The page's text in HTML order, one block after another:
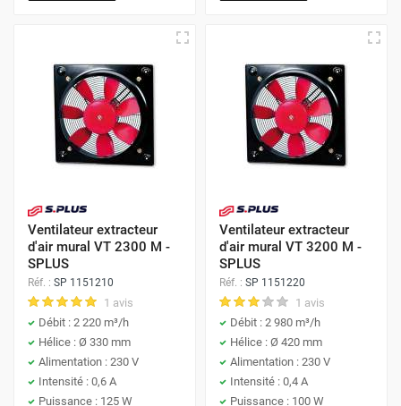
Ventilateur extracteur
d'air mural VT 2300 M -
SPLUS
Réf. : SP 1151210
1 avis
Débit : 2 220 m³/h
Hélice : Ø 330 mm
Alimentation : 230 V
Intensité : 0,6 A
Puissance : 125 W
Ventilateur extracteur
d'air mural VT 3200 M -
SPLUS
Réf. : SP 1151220
1 avis
Débit : 2 980 m³/h
Hélice : Ø 420 mm
Alimentation : 230 V
Intensité : 0,4 A
Puissance : 100 W